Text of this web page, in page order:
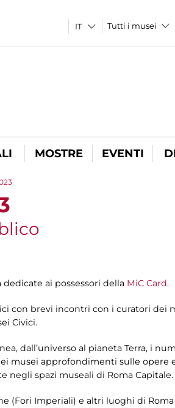
Tutti i musei
MOSTRE EVENTI
ai possessori della MiC Card.
con brevi incontri con i curatori dei
Civici.
dall’universo al pianeta Terra, i
musei approfondimenti sulle opere
spazi museali di Roma Capitale.
(Fori Imperiali) e altri luoghi di